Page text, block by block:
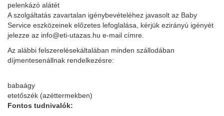
pelenkázó alátét
A szolgáltatás zavartalan igénybevételéhez javasolt az Baby
Service eszközeinek előzetes lefoglalása, kérjük ezirányú igényét
jelezze az info@eti-utazas.hu e-mail címre.
Az alábbi felszerelésekáltalában minden szállodában
díjmentesenállnak rendelkezésre:
babaágy
etetőszék (azéttermekben)
Fontos tudnivalók: